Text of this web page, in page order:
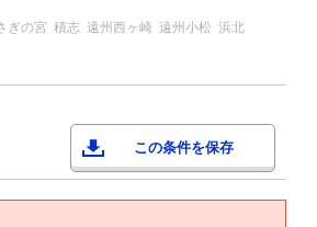
ぎの宮 積志 遠州西ヶ崎 遠州小松 浜北
この条件を保存